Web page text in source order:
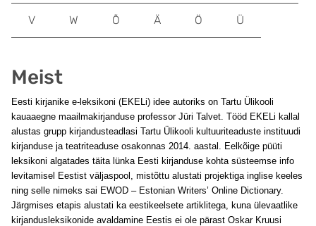
Meist
Eesti kirjanike e-leksikoni (EKELi) idee autoriks on Tartu Ülikooli
kauaaegne maailmakirjanduse professor Jüri Talvet. Tööd EKELi kallal
alustas grupp kirjandusteadlasi Tartu Ülikooli kultuuriteaduste instituudi
kirjanduse ja teatriteaduse osakonnas 2014. aastal. Eelkõige püüti
leksikoni algatades täita lünka Eesti kirjanduse kohta süsteemse info
levitamisel Eestist väljaspool, mistõttu alustati projektiga inglise keeles
ning selle nimeks sai EWOD – Estonian Writers’ Online Dictionary.
Järgmises etapis alustati ka eestikeelsete artiklitega, kuna ülevaatlike
kirjandusleksikonide avaldamine Eestis ei ole pärast Oskar Kruusi
V W Õ Ä Ö Ü